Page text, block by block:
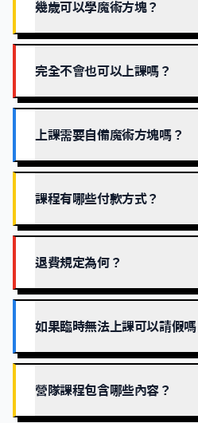
幾歲可以學魔術方塊？
完全不會也可以上課嗎？
上課需要自備魔術方塊嗎？
課程有哪些付款方式？
退費規定為何？
如果臨時無法上課可以請假嗎
營隊課程包含哪些內容？